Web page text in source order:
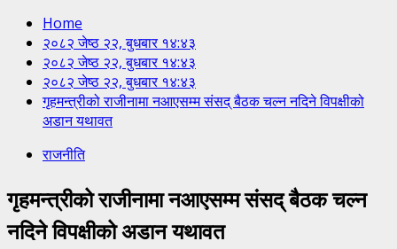
Home
२०८२ जेष्ठ २२, बुधबार १४:४३
२०८२ जेष्ठ २२, बुधबार १४:४३
२०८२ जेष्ठ २२, बुधबार १४:४३
गृहमन्त्रीको राजीनामा नआएसम्म संसद् बैठक चल्न नदिने विपक्षीको
अडान यथावत
राजनीति
गृहमन्त्रीको राजीनामा नआएसम्म संसद् बैठक चल्न
नदिने विपक्षीको अडान यथावत